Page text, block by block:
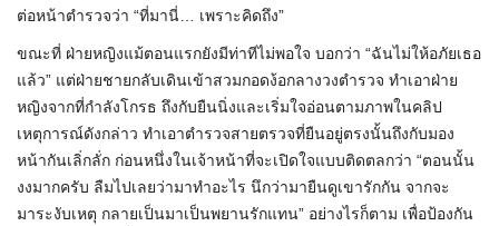
ต่อหน้าตำรวจว่า “ที่มานี่… เพราะคิดถึง”
ขณะที่ ฝ่ายหญิงแม้ตอนแรกยังมีท่าทีไม่พอใจ บอกว่า “ฉันไม่ให้อภัยเธอ
แล้ว” แต่ฝ่ายชายกลับเดินเข้าสวมกอดง้อกลางวงตำรวจ ทำเอาฝ่าย
หญิงจากที่กำลังโกรธ ถึงกับยืนนิ่งและเริ่มใจอ่อนตามภาพในคลิป
เหตุการณ์ดังกล่าว ทำเอาตำรวจสายตรวจที่ยืนอยู่ตรงนั้นถึงกับมอง
หน้ากันเลิ่กลั่ก ก่อนหนึ่งในเจ้าหน้าที่จะเปิดใจแบบติดตลกว่า “ตอนนั้น
งงมากครับ ลืมไปเลยว่ามาทำอะไร นึกว่ามายืนดูเขารักกัน จากจะ
มาระงับเหตุ กลายเป็นมาเป็นพยานรักแทน” อย่างไรก็ตาม เพื่อป้องกัน